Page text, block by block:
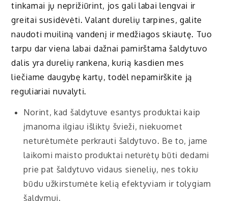
tinkamai jų neprižiūrint, jos gali labai lengvai ir
greitai susidėvėti. Valant durelių tarpines, galite
naudoti muiliną vandenį ir medžiagos skiautę. Tuo
tarpu dar viena labai dažnai pamirštama šaldytuvo
dalis yra durelių rankena, kurią kasdien mes
liečiame daugybę kartų, todėl nepamirškite ją
reguliariai nuvalyti.
Norint, kad šaldytuve esantys produktai kaip
įmanoma ilgiau išliktų švieži, niekuomet
neturėtumėte perkrauti šaldytuvo. Be to, jame
laikomi maisto produktai neturėtų būti dedami
prie pat šaldytuvo vidaus sienelių, nes tokiu
būdu užkirstumėte kelią efektyviam ir tolygiam
šaldymui.